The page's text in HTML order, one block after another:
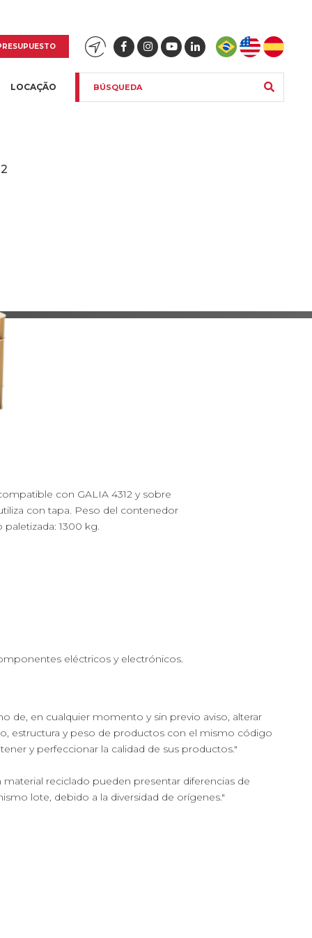
LOCAÇÃO
con GALIA 4312 y sobre
con tapa. Peso del contenedor
1300 kg.
eléctricos y electrónicos.
de, en cualquier momento y sin previo aviso, alterar
estructura y peso de productos con el mismo código
y perfeccionar la calidad de sus productos."
reciclado pueden presentar diferencias de
lote, debido a la diversidad de orígenes."